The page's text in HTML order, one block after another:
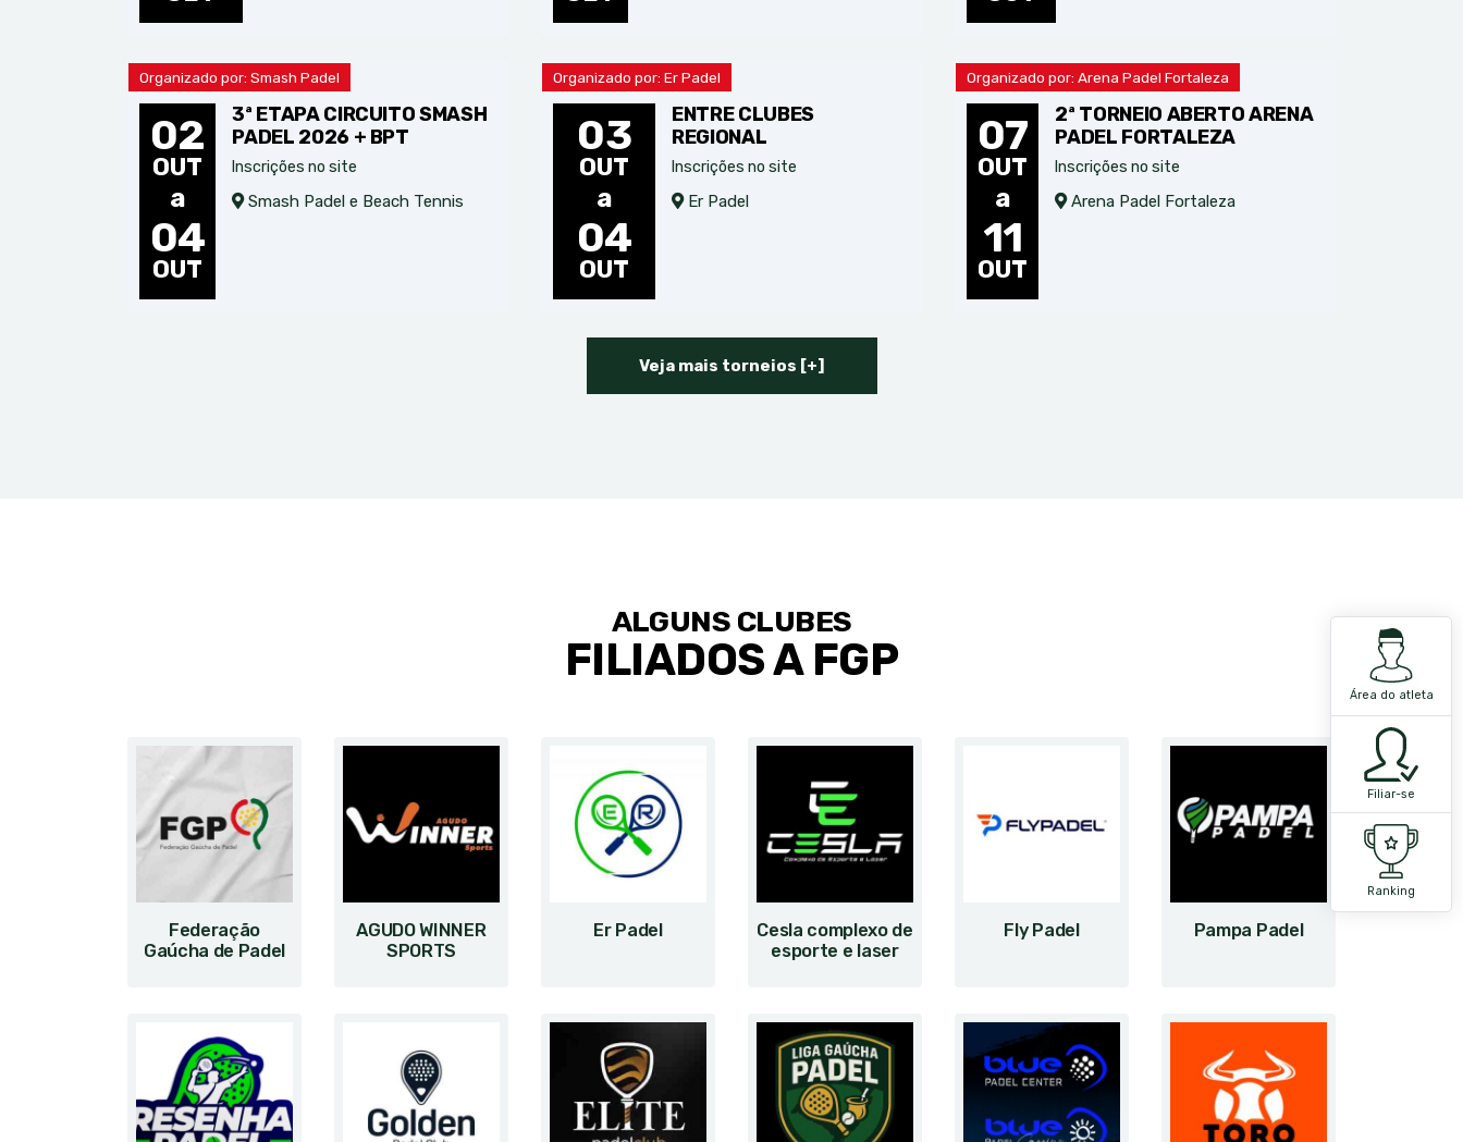
Área do atleta
Filiar-se
Ranking
Organizado por: Smash Padel
02
OUT
a
04
OUT
3ª ETAPA CIRCUITO SMASH
PADEL 2026 + BPT
Inscrições no site
Smash Padel e Beach Tennis
Organizado por: Er Padel
03
OUT
a
04
OUT
ENTRE CLUBES
REGIONAL
Inscrições no site
Er Padel
Organizado por: Arena Padel Fortaleza
07
OUT
a
11
OUT
2ª TORNEIO ABERTO ARENA
PADEL FORTALEZA
Inscrições no site
Arena Padel Fortaleza
Veja mais torneios [+]
ALGUNS CLUBES
FILIADOS A FGP
Federação
Gaúcha de Padel
AGUDO WINNER
SPORTS
Er Padel
Cesla complexo de
esporte e laser
Fly Padel Pampa Padel